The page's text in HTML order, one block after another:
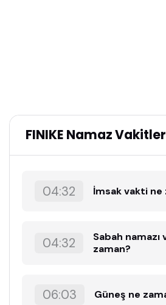
FINIKE Namaz
04:32 İmsak vakti ne
04:32
Sabah namazı
zaman?
06:03 Güneş ne